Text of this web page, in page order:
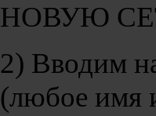
НОВУЮ
2) Вводим
(любое имя